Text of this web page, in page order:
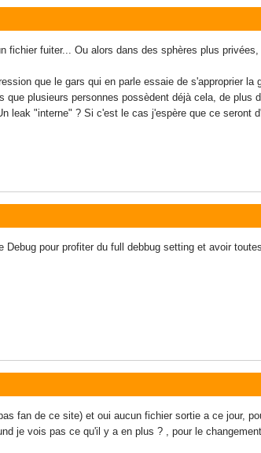
fichier fuiter... Ou alors dans des sphères plus
que le gars qui en parle essaie de s'approprier
plusieurs personnes possèdent déjà cela, de
leak "interne" ? Si c'est le cas j'espère que ce seront
pour profiter du full debbug setting et avoir
fan de ce site) et oui aucun fichier sortie a ce jour,
je vois pas ce qu'il y a en plus ? , pour le